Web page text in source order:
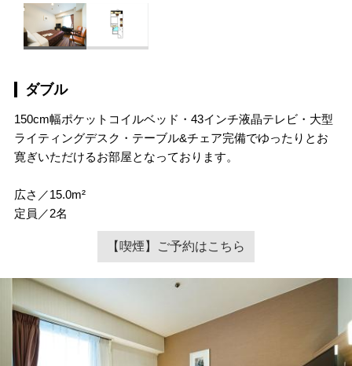
ダブル
150cm幅ポケットコイルベッド・43インチ液晶テレビ・大型
ライティングデスク・テーブル&チェア完備でゆったりとお
寛ぎいただけるお部屋となっております。
広さ／15.0m²
定員／2名
【喫煙】ご予約はこちら